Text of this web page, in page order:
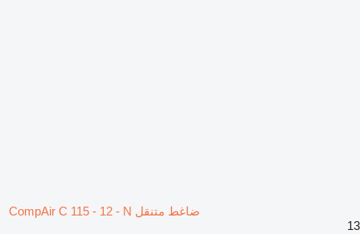
ضاغط متنقل CompAir C 115 - 12 - N
13